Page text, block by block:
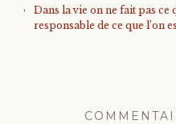
Dans la vie on ne fait pas ce
responsable de ce que l’on